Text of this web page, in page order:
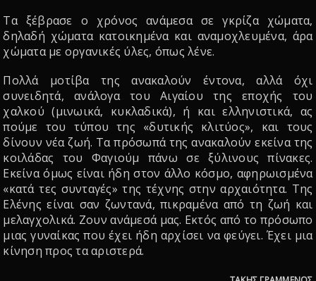
Τα ξέβρασε ο χρόνος ανάμεσα σε γκρίζα χώματα,
δηλαδή χώματα κατοικημένα και αναμοχλευμένα, άρα
χώματα με οργανικές ύλες, όπως λένε.
Πολλά μοτίβα της ανακαλούν έντονα, αλλά όχι
συνειδητά, ανάλογα του Αιγαίου της εποχής του
χαλκού (μινωικά, κυκλαδικά), ή και ελληνιστικά, ας
πούμε του τύπου της «δυτικής κλιτύος», και τους
δίνουν νέα ζωή. Τα πρόσωπά της ανακαλούν εκείνα της
κοιλάδας του Φαγιούμ πάνω σε ξύλινους πίνακες.
Εκείνα όμως είναι ήδη στον άλλο κόσμο, αφηρωισμένα
«κατά τες συνταγές» της τέχνης στην αρχαιότητα. Της
Ελένης είναι σαν ζωντανά, πικραμένα από τη ζωή και
μελαγχολικά. Ζουν ανάμεσά μας. Εκτός από το πρόσωπο
μιας γυναίκας που έχει ήδη αρχίσει να φεύγει. Έχει μια
κίνηση προς τα αριστερά.